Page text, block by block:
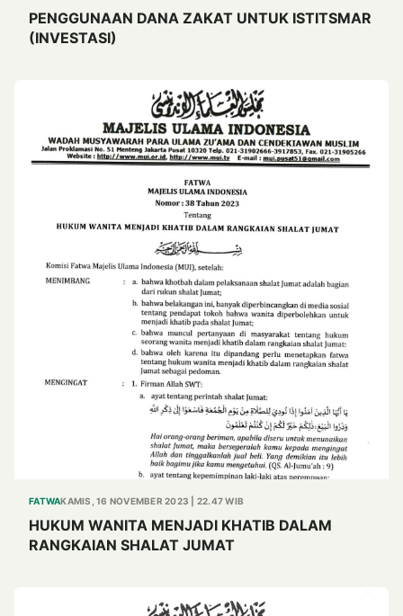
PENGGUNAAN DANA ZAKAT UNTUK ISTITSMAR
(INVESTASI)
FATWAKAMIS, 16 NOVEMBER 2023 | 22.47 WIB
HUKUM WANITA MENJADI KHATIB DALAM
RANGKAIAN SHALAT JUMAT